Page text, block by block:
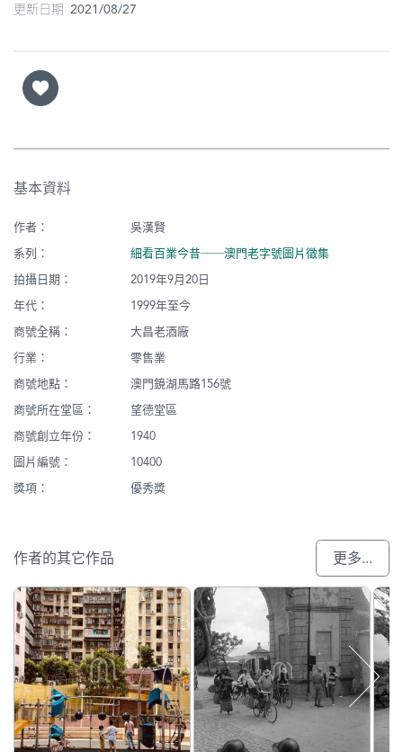
更新日期 2021/08/27
基本資料
作者：
吳漢賢
系列：
細看百業今昔──澳門老字號圖片徵集
拍攝日期：
2019年9月20日
年代：
1999年至今
商號全稱：
大昌老酒廠
行業：
零售業
商號地點：
澳門鏡湖馬路156號
商號所在堂區：
望德堂區
商號創立年份：
1940
圖片編號：
10400
獎項：
優秀獎
作者的其它作品 更多...